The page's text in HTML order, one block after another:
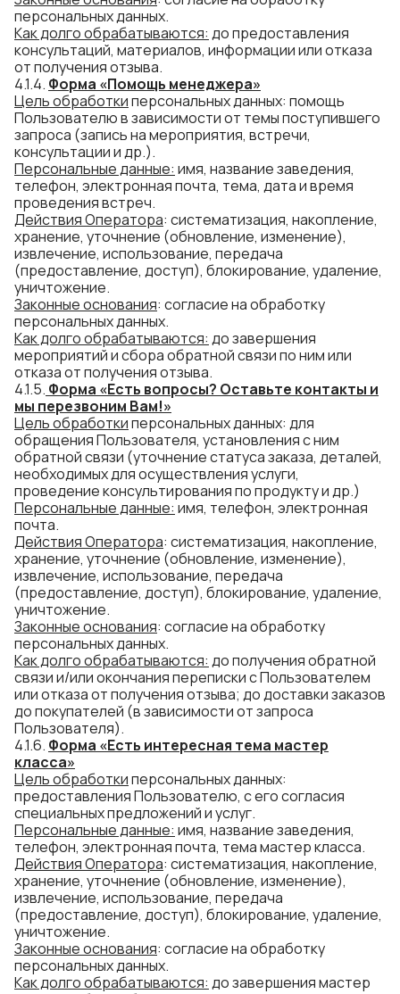
персональных данных.
Как долгообрабатываются: до предоставления
консультаций, материалов, информации или отказа
от получения отзыва.
4.1.4. Форма «Помощь менеджера»
Цель обработкиперсональных данных: помощь
Пользователю в зависимости от темы поступившего
запроса (запись на мероприятия, встречи,
консультации и др.).
Персональные данные: имя, название заведения,
телефон, электронная почта, тема, дата и время
проведения встреч.
Действия Оператора: систематизация, накопление,
хранение, уточнение (обновление, изменение),
извлечение, использование, передача
(предоставление, доступ), блокирование, удаление,
уничтожение.
Законные основания: согласие на обработку
персональных данных.
Как долгообрабатываются: до завершения
мероприятий и сбора обратной связи по ним или
отказа от получения отзыва.
4.1.5. Форма «Есть вопросы? Оставьте контакты и
мы перезвоним Вам!»
Цель обработкиперсональных данных: для
обращения Пользователя, установления с ним
обратной связи (уточнение статуса заказа, деталей,
необходимых для осуществления услуги,
проведение консультирования по продукту и др.)
Персональные данные: имя, телефон, электронная
почта.
Действия Оператора: систематизация, накопление,
хранение, уточнение (обновление, изменение),
извлечение, использование, передача
(предоставление, доступ), блокирование, удаление,
уничтожение.
Законные основания: согласие на обработку
персональных данных.
Как долгообрабатываются: до получения обратной
связи и/или окончания переписки с Пользователем
или отказа от получения отзыва; до доставки заказов
до покупателей (в зависимости от запроса
Пользователя).
4.1.6. Форма «Есть интересная тема мастер
класса»
Цель обработкиперсональных данных:
предоставления Пользователю, с его согласия
специальных предложений и услуг.
Персональные данные: имя, название заведения,
телефон, электронная почта, тема мастер класса.
Действия Оператора: систематизация, накопление,
хранение, уточнение (обновление, изменение),
извлечение, использование, передача
(предоставление, доступ), блокирование, удаление,
уничтожение.
Законные основания: согласие на обработку
персональных данных.
Как долгообрабатываются: до завершения мастер